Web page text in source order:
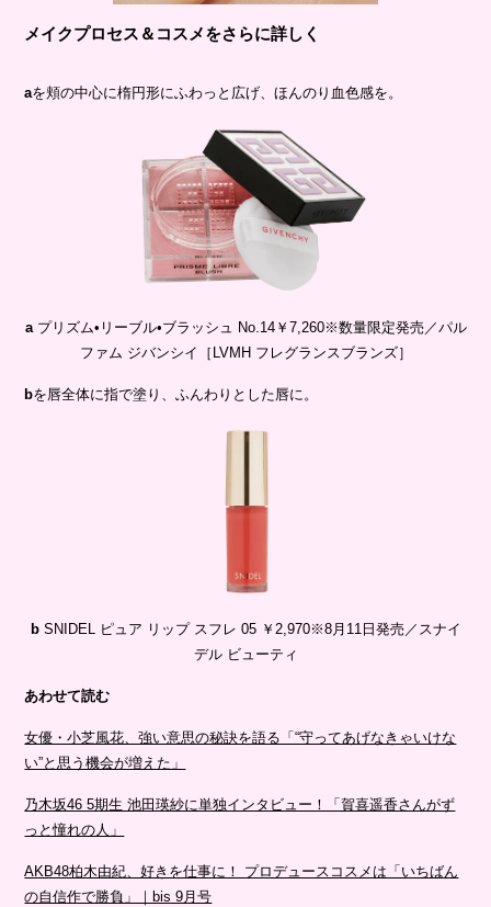
メイクプロセス＆コスメをさらに詳しく
aを頬の中心に楕円形にふわっと広げ、ほんのり血色感を。
aプリズム•リーブル•ブラッシュ No.14￥7,260※数量限定発売／パル
ファム ジバンシイ［LVMH フレグランスブランズ］
bを唇全体に指で塗り、ふんわりとした唇に。
bSNIDEL ピュア リップ スフレ 05 ￥2,970※8月11日発売／スナイ
デル ビューティ
あわせて読む
女優・小芝風花、強い意思の秘訣を語る「“守ってあげなきゃいけな
い”と思う機会が増えた」
乃木坂46 5期生 池田瑛紗に単独インタビュー！「賀喜遥香さんがず
っと憧れの人」
AKB48柏⽊由紀、好きを仕事に！ プロデュースコスメは「いちばん
の⾃信作で勝負」｜bis 9月号